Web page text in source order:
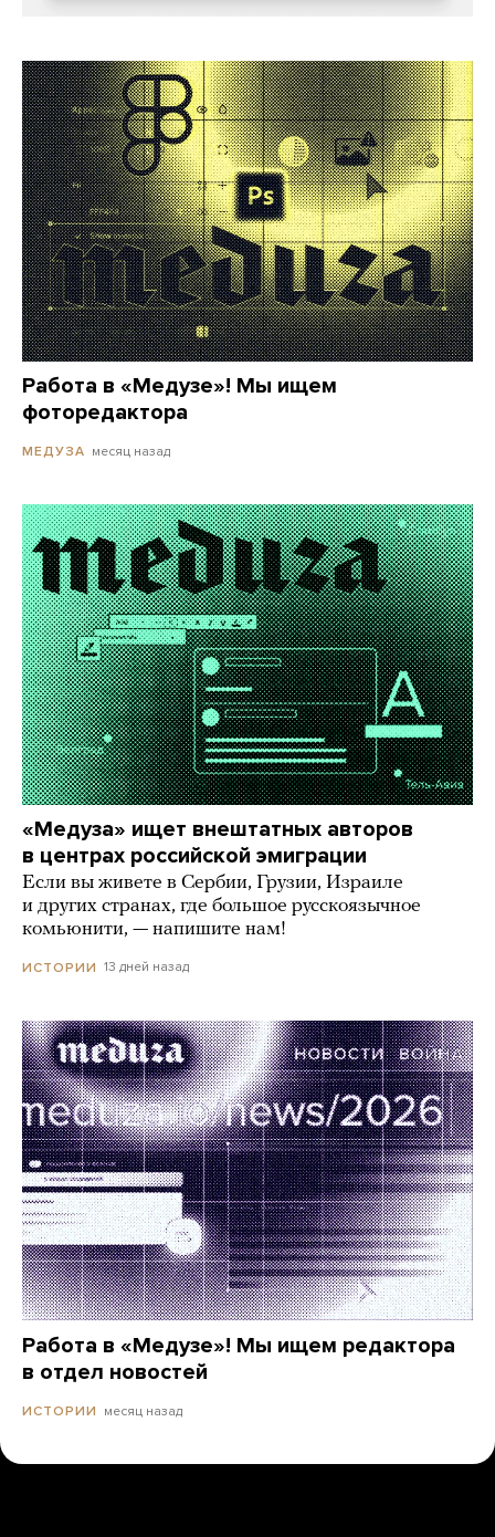
Работа в «Медузе»! Мы ищем
фоторедактора
МЕДУЗА месяц назад
«Медуза» ищет внештатных авторов
в центрах российской эмиграции
Если вы живете в Сербии, Грузии, Израиле
и других странах, где большое русскоязычное
комьюнити, — напишите нам!
ИСТОРИИ 13 дней назад
Работа в «Медузе»! Мы ищем редактора
в отдел новостей
ИСТОРИИ месяц назад